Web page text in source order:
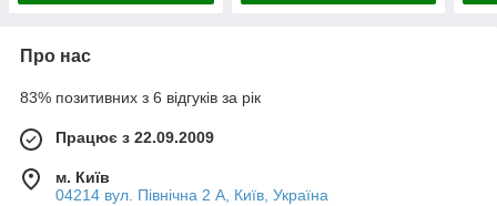
Про нас
83% позитивних з 6 відгуків за рік
Працює з 22.09.2009
м. Київ
04214 вул. Північна 2 А, Київ, Україна